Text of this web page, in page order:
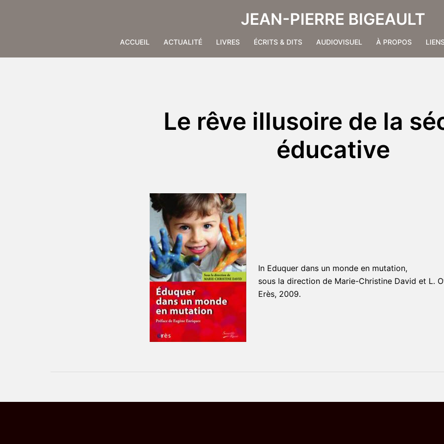
JEAN-PIERRE BIGEAULT
ACCUEIL ACTUALITÉ LIVRES ÉCRITS & DITS AUDIOVISUEL À PROPOS
Le rêve illusoire de la
éducative
In Eduquer dans un monde en mutation,
sous la direction de Marie-Christine David et L.
Erès, 2009.
d’article